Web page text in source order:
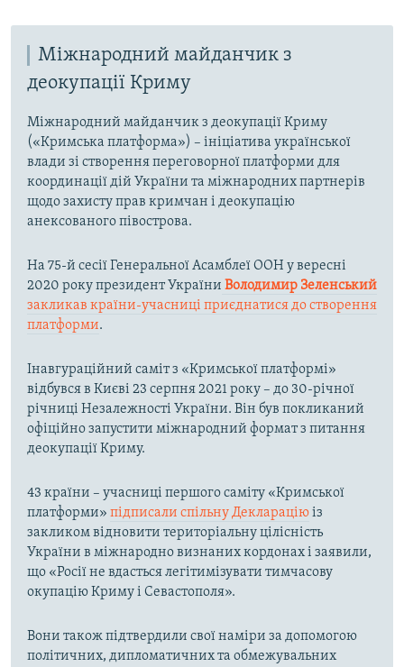
Міжнародний майданчик з
деокупації Криму
Міжнародний майданчик з деокупації Криму
(«Кримська платформа») – ініціатива української
влади зі створення переговорної платформи для
координації дій України та міжнародних партнерів
щодо захисту прав кримчан і деокупацію
анексованого півострова.
На 75-й сесії Генеральної Асамблеї ООН у вересні
2020 року президент України Володимир Зеленський
закликав країни-учасниці приєднатися до створення
платформи.
Інавгураційний саміт з «Кримської платформі»
відбувся в Києві 23 серпня 2021 року – до 30-річної
річниці Незалежності України. Він був покликаний
офіційно запустити міжнародний формат з питання
деокупації Криму.
43 країни – учасниці першого саміту «Кримської
платформи» підписали спільну Деклараціюіз
закликом відновити територіальну цілісність
України в міжнародно визнаних кордонах і заявили,
що «Росії не вдасться легітимізувати тимчасову
окупацію Криму і Севастополя».
Вони також підтвердили свої наміри за допомогою
політичних, дипломатичних та обмежувальних